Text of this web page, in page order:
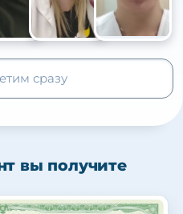
+105
вы получите